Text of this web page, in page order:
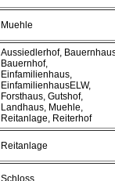
Muehle
Aussiedlerhof,
Bauernhof,
Einfamilienhaus,
EinfamilienhausELW,
Forsthaus, Gutshof,
Landhaus, Muehle,
Reitanlage, Reiterhof
Reitanlage
Schloss